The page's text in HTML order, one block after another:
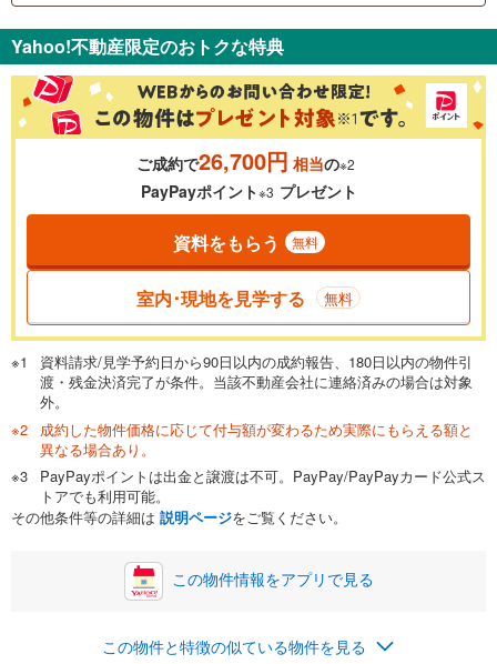
金利 ％
0.01%
一般的には最長35年まで借り入れ可能です。多くの金融機関
が完済時の年齢は80歳までを条件としています。
閉じる
頭金 万円
0万円 1,780万円
自己資金から住宅購入にかけられる金額を入力してくださ
い。一般的には物件価格の2割までが目安です。
閉じる
ボーナス
万円
0円
ナス時の増額分（1回分）を入力してください。
Yahoo!不動産限定のおトクな特典
ご成約で26,700円 相当の※2
PayPayポイント※3 プレゼント
資料をもらう 無料
室内･現地を見学する 無料
資料請求/見学予約日から90日以内の成約報告、180日以内の物件引
渡・残金決済完了が条件。当該不動産会社に連絡済みの場合は対象
外。
成約した物件価格に応じて付与額が変わるため実際にもらえる額と
異なる場合あり。
PayPayポイントは出金と譲渡は不可。PayPay/PayPayカード公式ス
トアでも利用可能。
その他条件等の詳細は 説明ページをご覧ください。
この物件情報をアプリで見る
この物件と特徴の似ている物件を見る